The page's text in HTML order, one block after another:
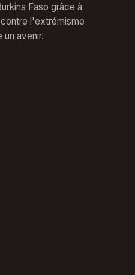
Faso grâce à
l'extrémisme
un avenir.